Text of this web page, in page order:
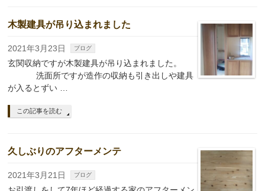
木製建具が吊り込まれました
2021年3月23日 ブログ
玄関収納ですが木製建具が吊り込まれました。
洗面所ですが造作の収納も引き出しや建具
が入るとずい …
この記事を読む
久しぶりのアフターメンテ
2021年3月21日 ブログ